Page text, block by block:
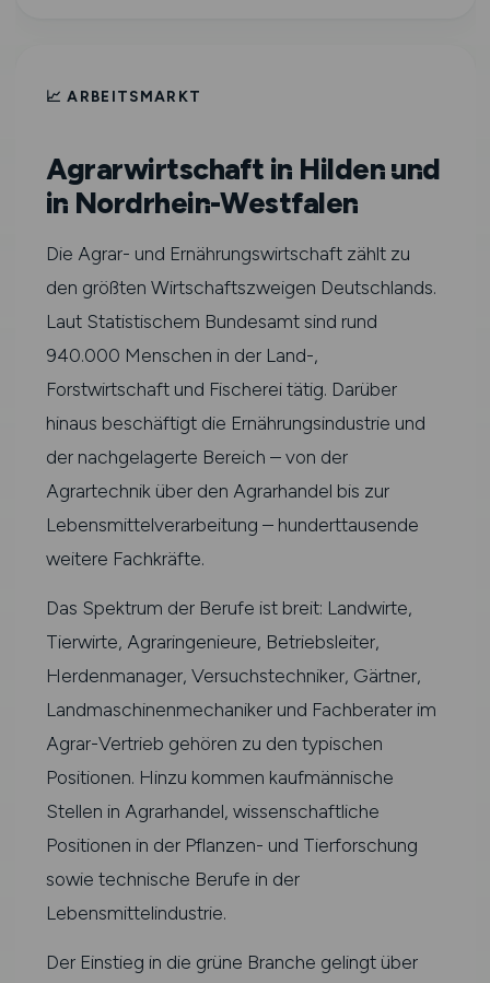
📈 ARBEITSMARKT
Agrarwirtschaft in Hilden und
in Nordrhein-Westfalen
Die Agrar- und Ernährungswirtschaft zählt zu
den größten Wirtschaftszweigen Deutschlands.
Laut Statistischem Bundesamt sind rund
940.000 Menschen in der Land-,
Forstwirtschaft und Fischerei tätig. Darüber
hinaus beschäftigt die Ernährungsindustrie und
der nachgelagerte Bereich – von der
Agrartechnik über den Agrarhandel bis zur
Lebensmittelverarbeitung – hunderttausende
weitere Fachkräfte.
Das Spektrum der Berufe ist breit: Landwirte,
Tierwirte, Agraringenieure, Betriebsleiter,
Herdenmanager, Versuchstechniker, Gärtner,
Landmaschinenmechaniker und Fachberater im
Agrar-Vertrieb gehören zu den typischen
Positionen. Hinzu kommen kaufmännische
Stellen in Agrarhandel, wissenschaftliche
Positionen in der Pflanzen- und Tierforschung
sowie technische Berufe in der
Lebensmittelindustrie.
Der Einstieg in die grüne Branche gelingt über